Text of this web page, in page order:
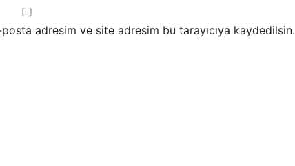
adresim ve site adresim bu tarayıcıya kaydedilsin.